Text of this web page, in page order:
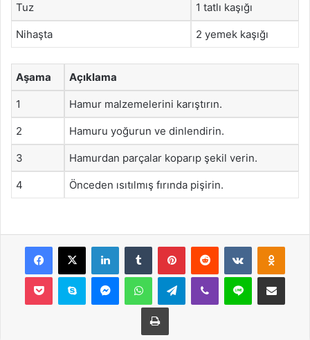
Tuz 1 tatlı kaşığı
Nihaşta 2 yemek kaşığı
Aşama Açıklama
1 Hamur malzemelerini karıştırın.
2 Hamuru yoğurun ve dinlendirin.
3 Hamurdan parçalar koparıp şekil verin.
4 Önceden ısıtılmış fırında pişirin.
Facebook
X LinkedInTumblr PinterestReddit VKontakte
Pocket Skype MessengerWhatsAppTelegramViber Line E-Posta ile
Yazdır